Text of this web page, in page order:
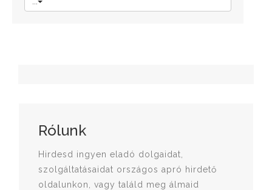
Rólunk
Hirdesd ingyen eladó dolgaidat,
szolgáltatásaidat országos apró hirdető
oldalunkon, vagy találd meg álmaid